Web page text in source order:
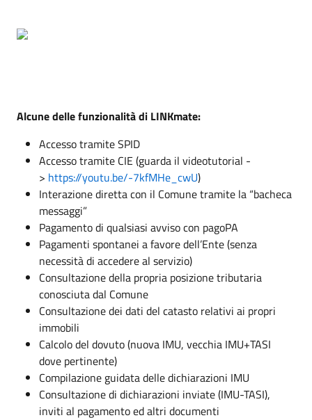
Alcune delle funzionalità di LINKmate:
Accesso tramite SPID
Accesso tramite CIE (guarda il videotutorial -
> https://youtu.be/-7kfMHe_cwU)
Interazione diretta con il Comune tramite la “bacheca
messaggi”
Pagamento di qualsiasi avviso con pagoPA
Pagamenti spontanei a favore dell’Ente (senza
necessità di accedere al servizio)
Consultazione della propria posizione tributaria
conosciuta dal Comune
Consultazione dei dati del catasto relativi ai propri
immobili
Calcolo del dovuto (nuova IMU, vecchia IMU+TASI
dove pertinente)
Compilazione guidata delle dichiarazioni IMU
Consultazione di dichiarazioni inviate (IMU-TASI),
inviti al pagamento ed altri documenti